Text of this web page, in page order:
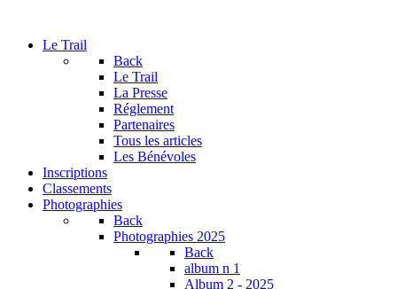
Le Trail
Back
Le Trail
La Presse
Réglement
Partenaires
Tous les articles
Les Bénévoles
Inscriptions
Classements
Photographies
Back
Photographies 2025
Back
album n 1
Album 2 - 2025